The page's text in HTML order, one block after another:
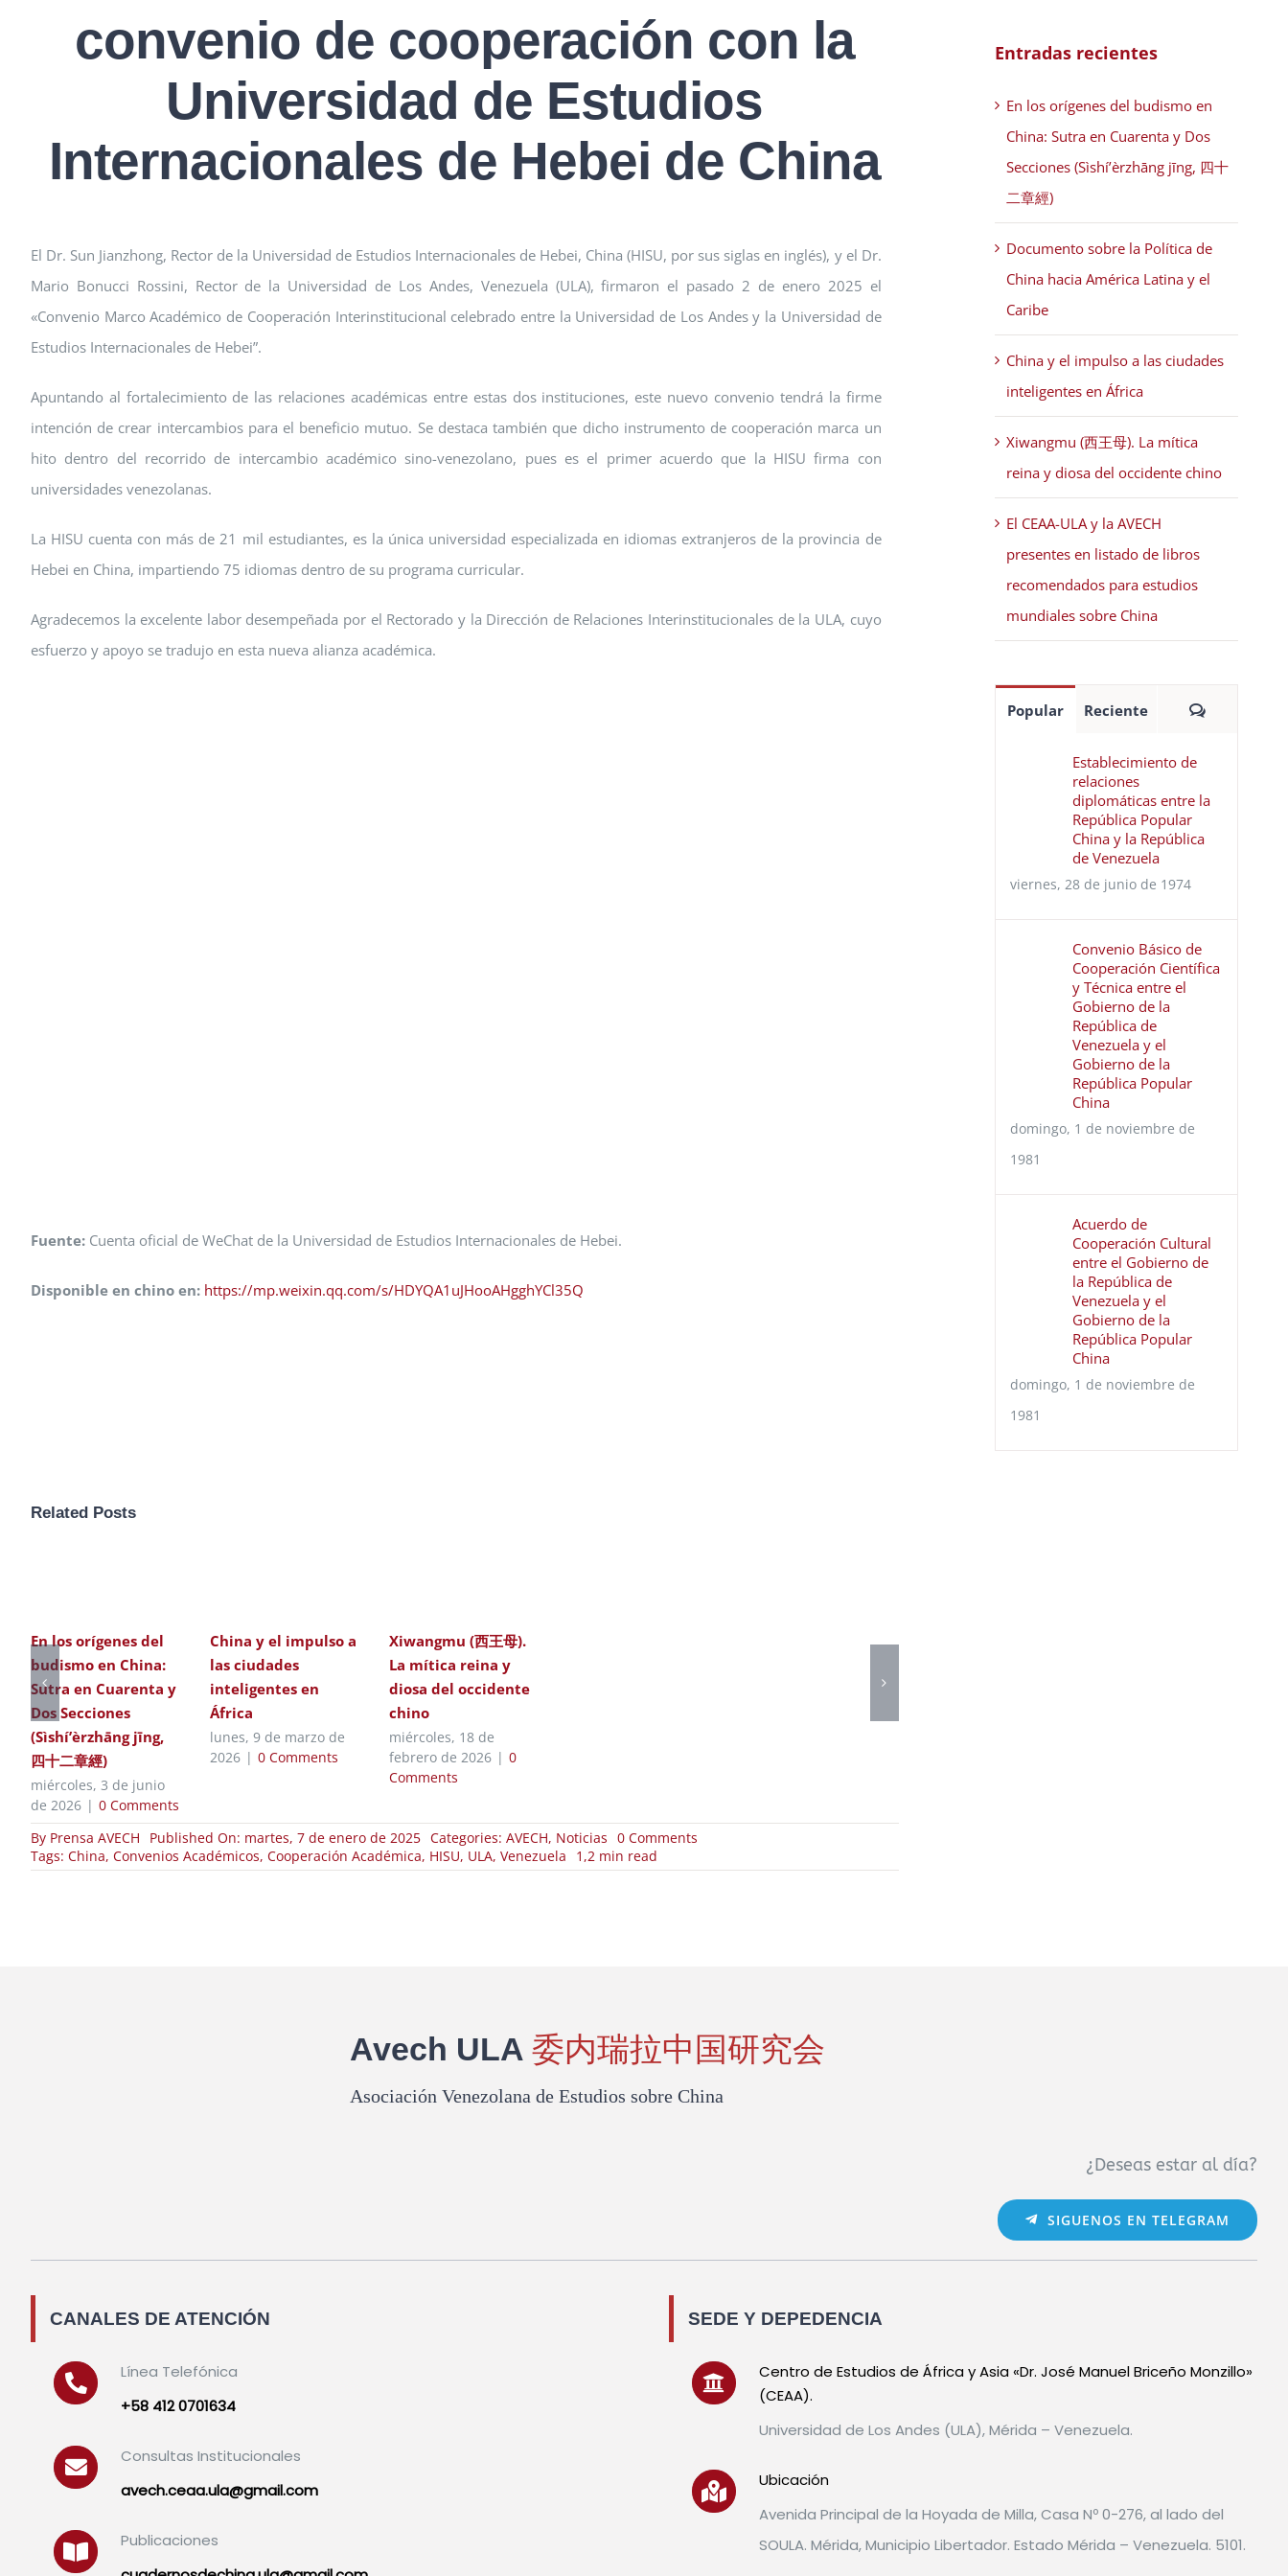
convenio de cooperación con la
Universidad de Estudios
Internacionales de Hebei de China
El Dr. Sun Jianzhong, Rector de la Universidad de Estudios Internacionales de Hebei, China (HISU, por sus siglas en inglés), y el Dr.
Mario Bonucci Rossini, Rector de la Universidad de Los Andes, Venezuela (ULA), firmaron el pasado 2 de enero 2025 el
«Convenio Marco Académico de Cooperación Interinstitucional celebrado entre la Universidad de Los Andes y la Universidad de
Estudios Internacionales de Hebei”.
Apuntando al fortalecimiento de las relaciones académicas entre estas dos instituciones, este nuevo convenio tendrá la firme
intención de crear intercambios para el beneficio mutuo. Se destaca también que dicho instrumento de cooperación marca un
hito dentro del recorrido de intercambio académico sino-venezolano, pues es el primer acuerdo que la HISU firma con
universidades venezolanas.
La HISU cuenta con más de 21 mil estudiantes, es la única universidad especializada en idiomas extranjeros de la provincia de
Hebei en China, impartiendo 75 idiomas dentro de su programa curricular.
Agradecemos la excelente labor desempeñada por el Rectorado y la Dirección de Relaciones Interinstitucionales de la ULA, cuyo
esfuerzo y apoyo se tradujo en esta nueva alianza académica.
Fuente: Cuenta oficial de WeChat de la Universidad de Estudios Internacionales de Hebei.
Disponible en chino en: https://mp.weixin.qq.com/s/HDYQA1uJHooAHgghYCl35Q
Related Posts
En los orígenes del
budismo en China:
Sutra en Cuarenta y
Dos Secciones
(Sìshí’èrzhāng jīng,
四十二章經)
miércoles, 3 de junio
de 2026 | 0 Comments
China y el impulso a
las ciudades
inteligentes en
África
lunes, 9 de marzo de
2026 | 0 Comments
Xiwangmu (西王母).
La mítica reina y
diosa del occidente
chino
miércoles, 18 de
febrero de 2026 | 0
Comments
By Prensa AVECH Published On: martes, 7 de enero de 2025 Categories: AVECH, Noticias 0 Commentson
Universidad
la
Universidad
Estudios
Tags: China, Convenios Académicos, Cooperación Académica, HISU, ULA, Venezuela 1,2 min read
Entradas recientes
En los orígenes del budismo en
China: Sutra en Cuarenta y Dos
Secciones (Sìshí’èrzhāng jīng, 四十
二章經)
Documento sobre la Política de
China hacia América Latina y el
Caribe
China y el impulso a las ciudades
inteligentes en África
Xiwangmu (西王母). La mítica
reina y diosa del occidente chino
El CEAA-ULA y la AVECH
presentes en listado de libros
recomendados para estudios
mundiales sobre China
Popular Reciente
Establecimiento de
relaciones
diplomáticas entre la
República Popular
China y la República
de Venezuela
viernes, 28 de junio de 1974
Convenio Básico de
Cooperación Científica
y Técnica entre el
Gobierno de la
República de
Venezuela y el
Gobierno de la
República Popular
China
domingo, 1 de noviembre de
1981
Acuerdo de
Cooperación Cultural
entre el Gobierno de
la República de
Venezuela y el
Gobierno de la
República Popular
China
domingo, 1 de noviembre de
1981
Avech ULA 委内瑞拉中国研究会
Asociación Venezolana de Estudios sobre China
¿Deseas estar al día?
SIGUENOS EN TELEGRAM
CANALES DE ATENCIÓN SEDE Y DEPEDENCIA
Línea Telefónica
+58 412 0701634
Consultas Institucionales
avech.ceaa.ula@gmail.com
Publicaciones
Centro de Estudios de África y Asia «Dr. José Manuel Briceño Monzillo»
(CEAA).
Universidad de Los Andes (ULA), Mérida – Venezuela.
Ubicación
Avenida Principal de la Hoyada de Milla, Casa Nº 0-276, al lado del
SOULA. Mérida, Municipio Libertador. Estado Mérida – Venezuela. 5101.